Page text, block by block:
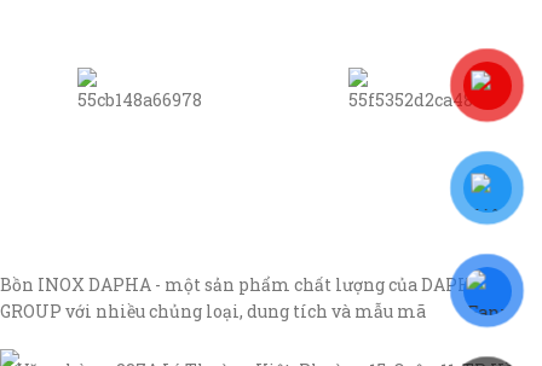
Bồn INOX DAPHA - một sản phẩm chất lượng của DAPHA
GROUP với nhiều chủng loại, dung tích và mẫu mã